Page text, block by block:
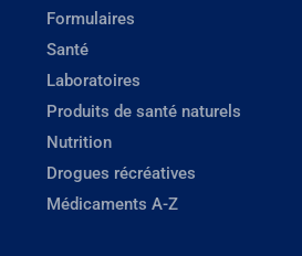
Formulaires
Santé
Laboratoires
Produits de santé naturels
Nutrition
Drogues récréatives
Médicaments A-Z